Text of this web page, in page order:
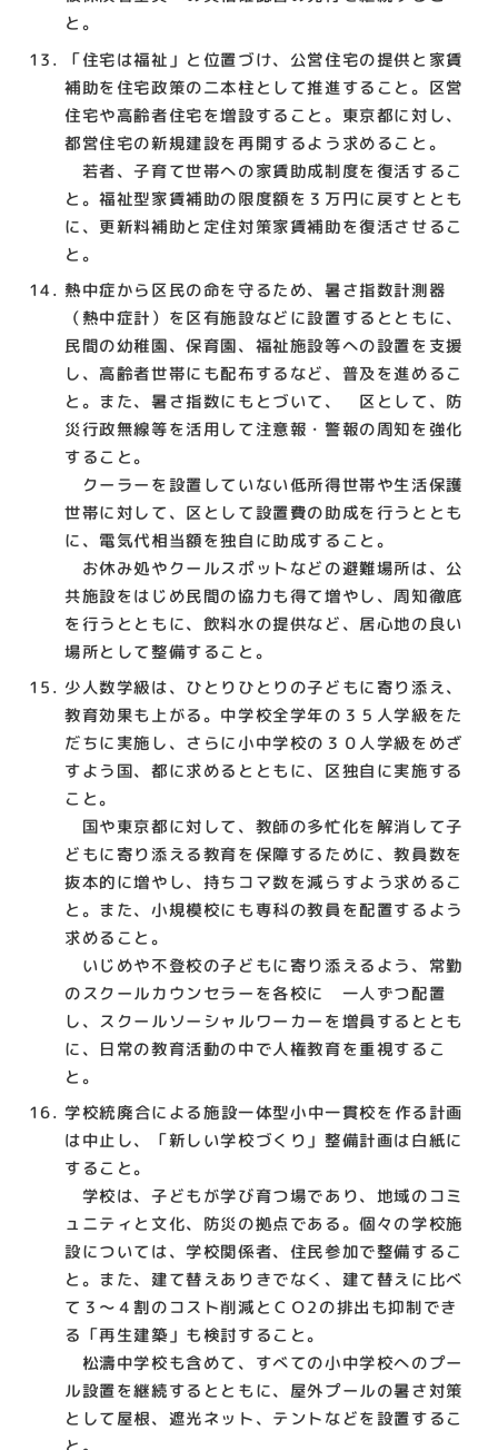
と。
「住宅は福祉」と位置づけ、公営住宅の提供と家賃
補助を住宅政策の二本柱として推進すること。区営
住宅や高齢者住宅を増設すること。東京都に対し、
都営住宅の新規建設を再開するよう求めること。
若者、子育て世帯への家賃助成制度を復活するこ
と。福祉型家賃補助の限度額を３万円に戻すととも
に、更新料補助と定住対策家賃補助を復活させるこ
と。
熱中症から区民の命を守るため、暑さ指数計測器
（熱中症計）を区有施設などに設置するとともに、
民間の幼稚園、保育園、福祉施設等への設置を支援
し、高齢者世帯にも配布するなど、普及を進めるこ
と。また、暑さ指数にもとづいて、 区として、防
災行政無線等を活用して注意報・警報の周知を強化
すること。
クーラーを設置していない低所得世帯や生活保護
世帯に対して、区として設置費の助成を行うととも
に、電気代相当額を独自に助成すること。
お休み処やクールスポットなどの避難場所は、公
共施設をはじめ民間の協力も得て増やし、周知徹底
を行うとともに、飲料水の提供など、居心地の良い
場所として整備すること。
少人数学級は、ひとりひとりの子どもに寄り添え、
教育効果も上がる。中学校全学年の３５人学級をた
だちに実施し、さらに小中学校の３０人学級をめざ
すよう国、都に求めるとともに、区独自に実施する
こと。
国や東京都に対して、教師の多忙化を解消して子
どもに寄り添える教育を保障するために、教員数を
抜本的に増やし、持ちコマ数を減らすよう求めるこ
と。また、小規模校にも専科の教員を配置するよう
求めること。
いじめや不登校の子どもに寄り添えるよう、常勤
のスクールカウンセラーを各校に 一人ずつ配置
し、スクールソーシャルワーカーを増員するととも
に、日常の教育活動の中で人権教育を重視するこ
と。
学校統廃合による施設一体型小中一貫校を作る計画
は中止し、「新しい学校づくり」整備計画は白紙に
すること。
学校は、子どもが学び育つ場であり、地域のコミ
ュニティと文化、防災の拠点である。個々の学校施
設については、学校関係者、住民参加で整備するこ
と。また、建て替えありきでなく、建て替えに比べ
て３～４割のコスト削減とＣＯ2の排出も抑制でき
る「再生建築」も検討すること。
松濤中学校も含めて、すべての小中学校へのプー
ル設置を継続するとともに、屋外プールの暑さ対策
として屋根、遮光ネット、テントなどを設置するこ